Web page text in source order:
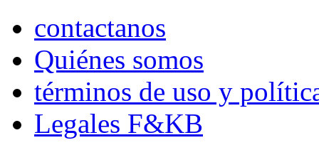
contactanos
Quiénes somos
términos de uso y
Legales F&KB